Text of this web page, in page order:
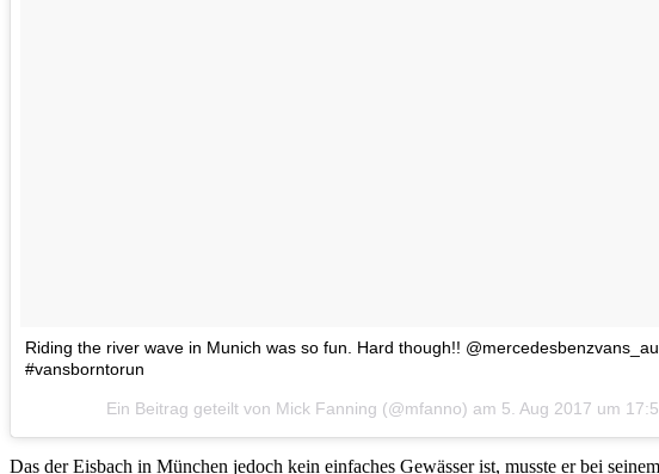
Riding the river wave in Munich was so fun. Hard though!! @mercedesbenzvans_au
#vansborntorun
Ein Beitrag geteilt von Mick Fanning (@mfanno) am 5. Aug 2017 um
Das der Eisbach in München jedoch kein einfaches Gewässer ist, musste er bei